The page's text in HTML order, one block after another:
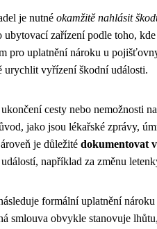
je nutné okamžitě nahlásit
ubytovací zařízení podle toho,
pro uplatnění nároku u
urychlit vyřízení škodní události.
cesty nebo nemožnosti
jako jsou lékařské zprávy,
je důležité dokumentovat
například za změnu
formální uplatnění
smlouva obvykle stanovuje